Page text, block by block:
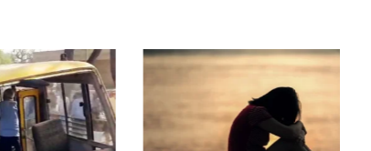
March 8, 2025